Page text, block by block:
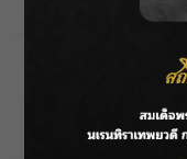
News
กรมชลฯ เกาะติดฝน
Wichai S
07/08/2026